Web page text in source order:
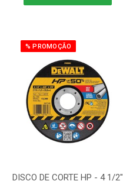
% PROMOÇÃO
DISCO DE CORTE HP - 4 1/2"